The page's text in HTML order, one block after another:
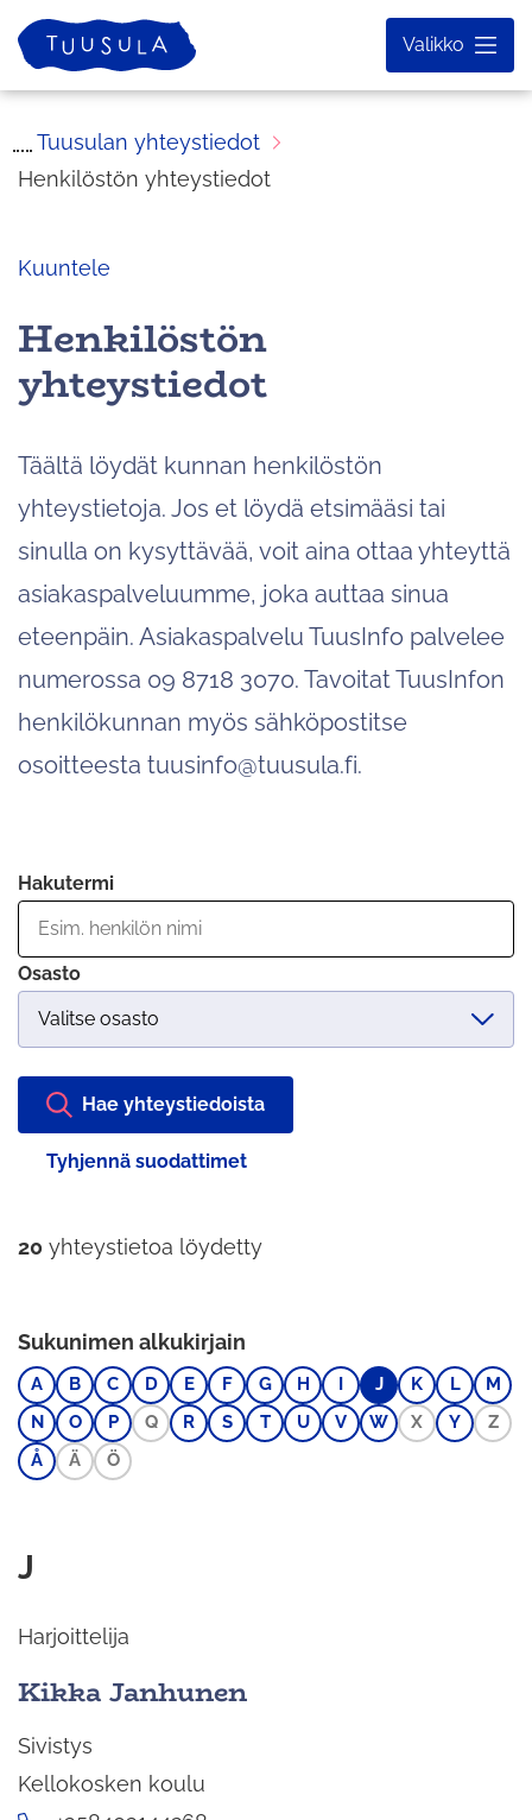
Siirry
sisältöön
Etusivu
Valikko
Tuusulan yhteystiedot
Henkilöstön yhteystiedot
Kuuntele
Henkilöstön
yhteystiedot
Täältä löydät kunnan henkilöstön
yhteystietoja. Jos et löydä etsimääsi tai
sinulla on kysyttävää, voit aina ottaa yhteyttä
asiakaspalveluumme, joka auttaa sinua
eteenpäin. Asiakaspalvelu TuusInfo palvelee
numerossa 09 8718 3070. Tavoitat TuusInfon
henkilökunnan myös sähköpostitse
osoitteesta tuusinfo@tuusula.fi.
Hakutermi
Osasto
Hae yhteystiedoista
Tyhjennä suodattimet
20 yhteystietoa löydetty
Sukunimen alkukirjain
A B C D E F G H J K L
M
N
O P Q R S T U V W X Y
Z
Å
Ä Ö
J
Kikka Janhunen
Harjoittelija
Sivistys
Kellokosken koulu